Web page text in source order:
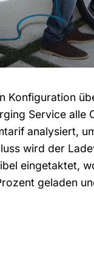
Konfiguration
Service alle
analysiert,
wird der
eingetaktet,
geladen